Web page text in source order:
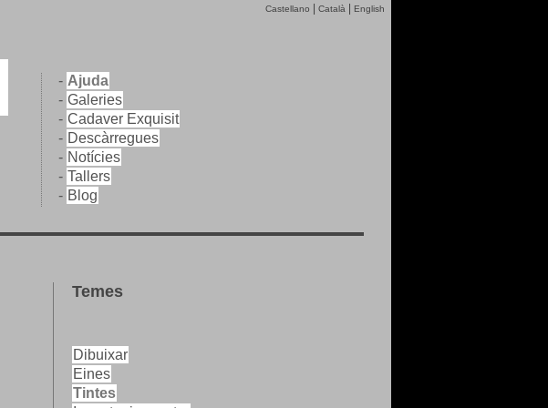
Castellano Català English
- Ajuda
- Galeries
- Cadaver Exquisit
- Descàrregues
- Notícies
- Tallers
- Blog
Temes
Dibuixar
Eines
Tintes